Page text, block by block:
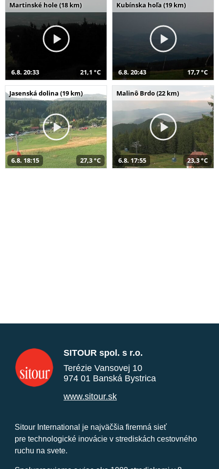
Martinské hole (18 km)
6.8. 20:33 21,1 °C
Kubínska hoľa (19 km)
6.8. 20:43 17,7 °C
Jasenská dolina (19 km)
6.8. 18:15 27,3 °C
Malinô Brdo (22 km)
6.8. 17:55 23,3 °C
SITOUR spol. s r.o.
Terézie Vansovej 10
974 01 Banská Bystrica
www.sitour.sk
Sitour International je najväčšia firemná sieť
pre technologické inovácie v strediskách cestovného
ruchu na svete.